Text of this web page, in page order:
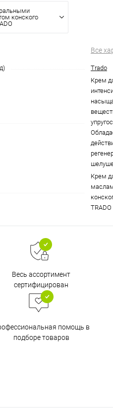
конского
Все
Trado
Крем
Крем
TRADO
Весь ассортимент
сертифицирован
помощь в
подборе товаров